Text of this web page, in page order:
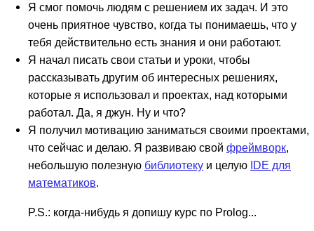
Я смог помочь людям с решением их задач. И это
очень приятное чувство, когда ты понимаешь, что у
тебя действительно есть знания и они работают.
Я начал писать свои статьи и уроки, чтобы
рассказывать другим об интересных решениях,
которые я использовал и проектах, над которыми
работал. Да, я джун. Ну и что?
Я получил мотивацию заниматься своими проектами,
что сейчас и делаю. Я развиваю свой фреймворк,
небольшую полезную библиотеку и целую IDE для
математиков.
P.S.: когда-нибудь я допишу курс по Prolog...